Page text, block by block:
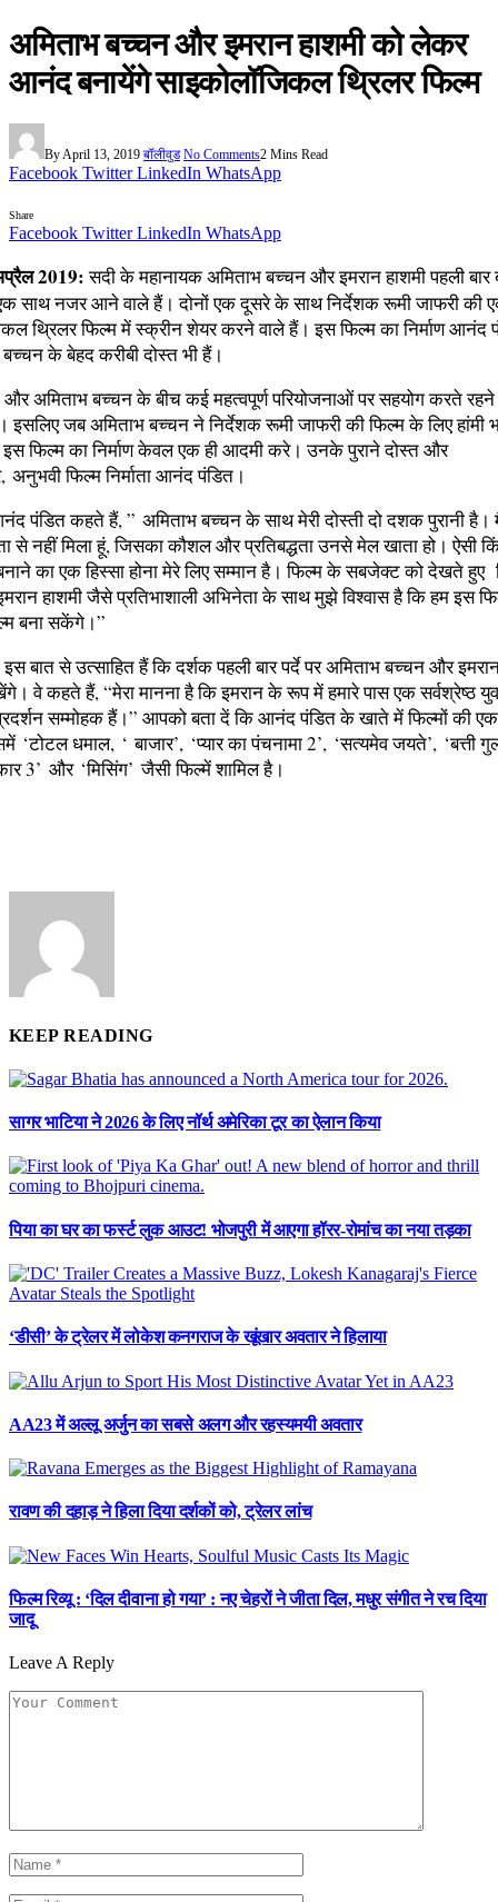
अमिताभ बच्‍चन और इमरान हाशमी को लेकर
आनंद बनायेंगे साइकोलॉजिकल थ्रिलर फिल्‍म
ByApril 13, 2019 बॉलीवुड No Comments2 Mins Read
Facebook Twitter LinkedIn WhatsApp
Share
Facebook Twitter LinkedIn WhatsApp
2019:सदी के महानायक अमिताभ बच्‍चन और इमरान हाशमी पहली बार
साथ नजर आने वाले हैं। दोनों एक दूसरे के साथ निर्देशक रूमी जाफरी की
थ्रिलर फिल्‍म में स्‍क्रीन शेयर करने वाले हैं। इस फिल्‍म का निर्माण आनंद
के बेहद करीबी दोस्‍त भी हैं।
अमिताभ बच्चन के बीच कई महत्वपूर्ण परियोजनाओं पर सहयोग करते
इसलिए जब अमिताभ बच्चन ने निर्देशक रूमी जाफरी की फिल्‍म के लिए हांमी
फिल्म का निर्माण केवल एक ही आदमी करे। उनके पुराने दोस्त और
अनुभवी फिल्म निर्माता आनंद पंडित।
पंडित कहते हैं, ” अमिताभ बच्चन के साथ मेरी दोस्ती दो दशक पुरानी है।
से नहीं मिला हूं, जिसका कौशल और प्रतिबद्धता उनसे मेल खाता हो। ऐसी
का एक हिस्सा होना मेरे लिए सम्मान है। फिल्म के सबजेक्ट को देखते हुए
हाशमी जैसे प्रतिभाशाली अभिनेता के साथ मुझे विश्वास है कि हम इस
बना सकेंगे।”
बात से उत्साहित हैं कि दर्शक पहली बार पर्दे पर अमिताभ बच्चन और
वे कहते हैं, “मेरा मानना है कि इमरान के रूप में हमारे पास एक सर्वश्रेष्ठ
सम्मोहक हैं।” आपको बता दें कि आनंद पंडित के खाते में फिल्मों की एक
‘टोटल धमाल, ‘ बाजार’, ‘प्यार का पंचनामा 2’, ‘सत्यमेव जयते’, ‘बत्ती
3’ और ‘मिसिंग’ जैसी फिल्में शामिल है।
KEEP READING
सागर भाटिया ने 2026 के लिए नॉर्थ अमेरिका टूर का ऐलान किया
पिया का घर का फर्स्ट लुक आउट! भोजपुरी में आएगा हॉरर-रोमांच का नया तड़का
‘डीसी’ के ट्रेलर में लोकेश कनगराज के खूंखार अवतार ने हिलाया
AA23 में अल्लू अर्जुन का सबसे अलग और रहस्यमयी अवतार
रावण की दहाड़ ने हिला दिया दर्शकों को, ट्रेलर लांच
फिल्म रिव्यू : ‘दिल दीवाना हो गया’ : नए चेहरों ने जीता दिल, मधुर संगीत ने रच दिया
जादू
Leave A Reply